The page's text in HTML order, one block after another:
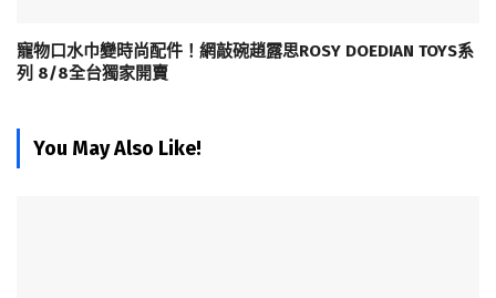
寵物口水巾變時尚配件！網敲碗趙露思ROSY DOEDIAN TOYS系
列 8/8全台獨家開賣
You May Also Like!